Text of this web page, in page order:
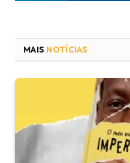
MAIS NOTÍCIAS